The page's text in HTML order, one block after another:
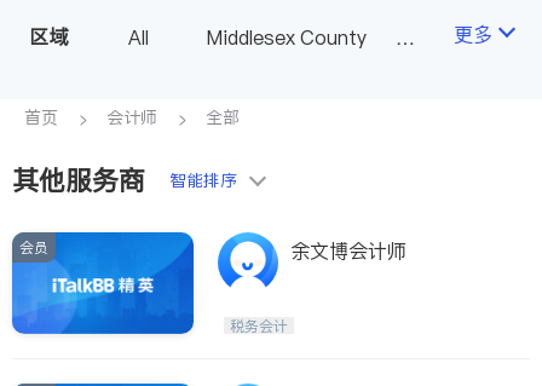
保险理财 房地产租售
银行贷款
建筑装修
非盈利组织
区域 All
Middlesex County
Norfolk County - Quincy
更多
首页 会计师 全部
其他服务商 智能排序
会员 余文博会计师
税务会计